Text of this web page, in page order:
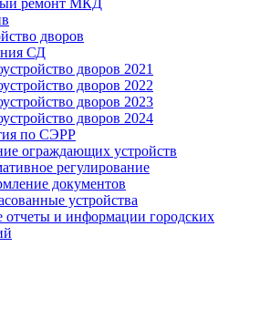
ремонт МКД
дворов
СД
дворов 2021
дворов 2022
дворов 2023
дворов 2024
по СЭРР
ограждающих устройств
регулирование
документов
устройства
отчеты и информации городских